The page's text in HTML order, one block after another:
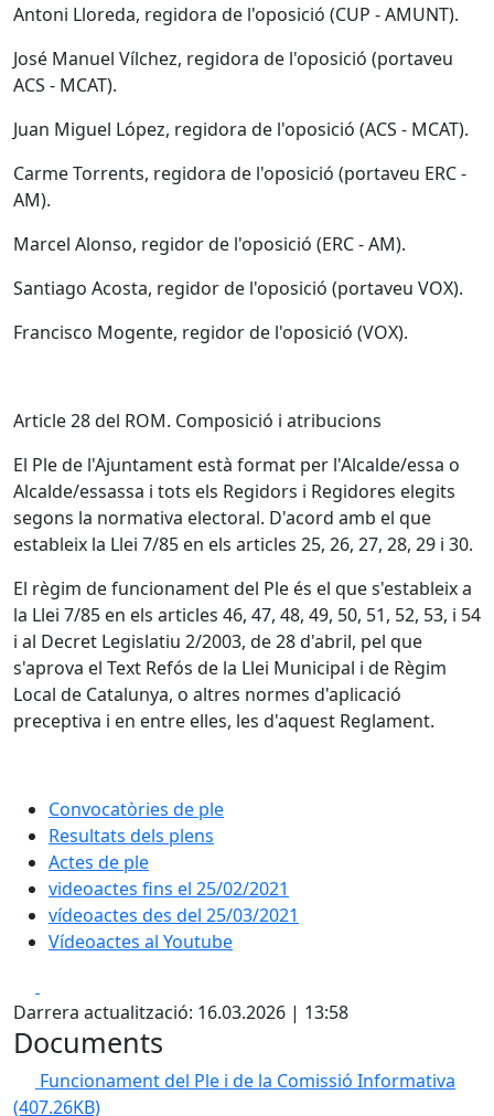
Antoni Lloreda, regidora de l'oposició (CUP - AMUNT).
José Manuel Vílchez, regidora de l'oposició (portaveu
ACS - MCAT).
Juan Miguel López, regidora de l'oposició (ACS - MCAT).
Carme Torrents, regidora de l'oposició (portaveu ERC -
AM).
Marcel Alonso, regidor de l'oposició (ERC - AM).
Santiago Acosta, regidor de l'oposició (portaveu VOX).
Francisco Mogente, regidor de l'oposició (VOX).
Article 28 del ROM. Composició i atribucions
El Ple de l'Ajuntament està format per l'Alcalde/essa o
Alcalde/essassa i tots els Regidors i Regidores elegits
segons la normativa electoral. D'acord amb el que
estableix la Llei 7/85 en els articles 25, 26, 27, 28, 29 i 30.
El règim de funcionament del Ple és el que s'estableix a
la Llei 7/85 en els articles 46, 47, 48, 49, 50, 51, 52, 53, i 54
i al Decret Legislatiu 2/2003, de 28 d'abril, pel que
s'aprova el Text Refós de la Llei Municipal i de Règim
Local de Catalunya, o altres normes d'aplicació
preceptiva i en entre elles, les d'aquest Reglament.
Convocatòries de ple
Resultats dels plens
Actes de ple
videoactes fins el 25/02/2021
vídeoactes des del 25/03/2021
Vídeoactes al Youtube
Darrera actualització: 16.03.2026 | 13:58
Documents
Funcionament del Ple i de la Comissió Informativa
(407.26KB)